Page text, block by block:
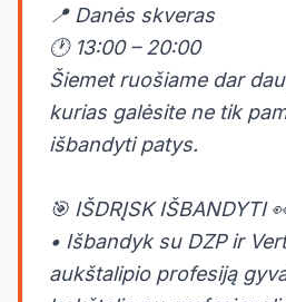
📍 Danės skveras
🕐 13:00 – 20:00
Šiemet ruošiame dar
kurias galėsite ne tik
išbandyti patys.
🎯 IŠDRĮSK IŠBANDYTI
• Išbandyk su DZP ir
aukštalipio profesiją